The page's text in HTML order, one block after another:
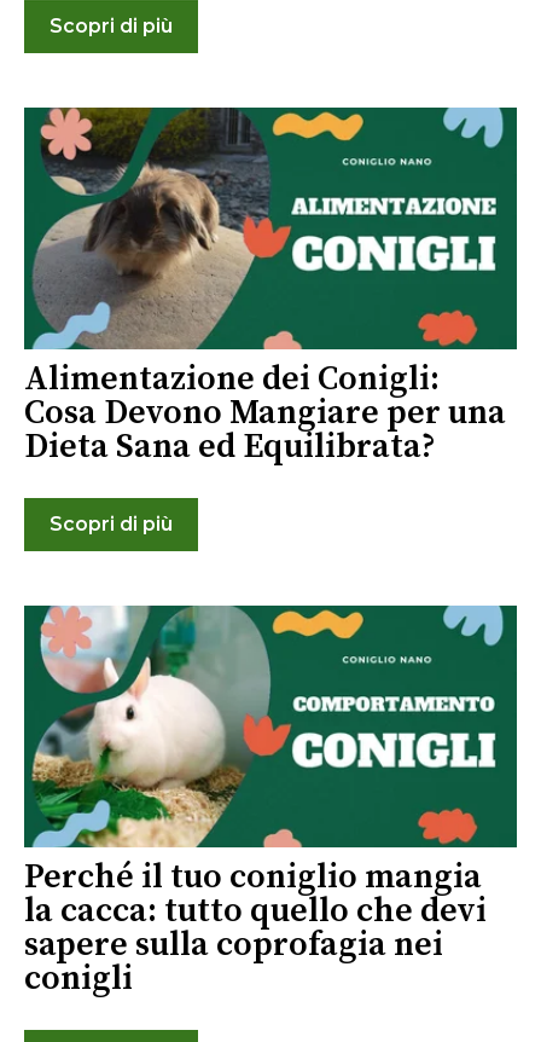
Scopri di più
Alimentazione dei Conigli:
Cosa Devono Mangiare per una
Dieta Sana ed Equilibrata?
Scopri di più
Perché il tuo coniglio mangia
la cacca: tutto quello che devi
sapere sulla coprofagia nei
conigli